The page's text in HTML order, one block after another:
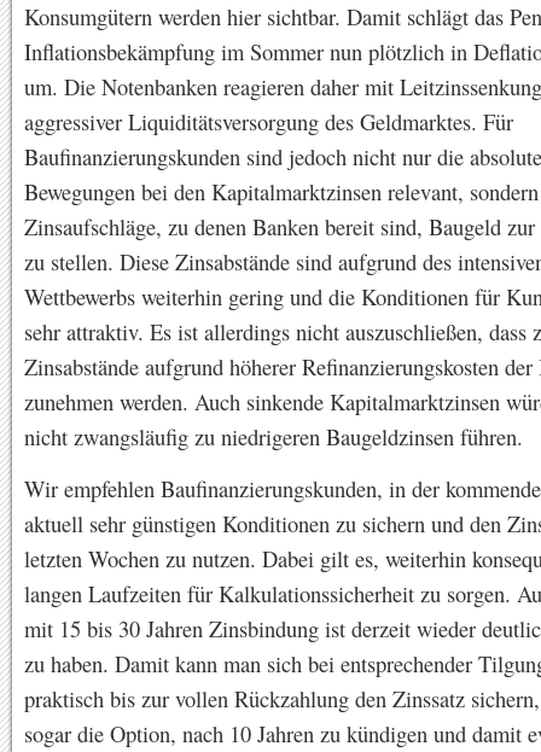
Konsumgütern werden hier sichtbar. Damit schlägt das
Inflationsbekämpfung im Sommer nun plötzlich in
um. Die Notenbanken reagieren daher mit
aggressiver Liquiditätsversorgung des Geldmarktes. Für
Baufinanzierungskunden sind jedoch nicht nur die
Bewegungen bei den Kapitalmarktzinsen relevant,
Zinsaufschläge, zu denen Banken bereit sind, Baugeld
zu stellen. Diese Zinsabstände sind aufgrund des
Wettbewerbs weiterhin gering und die Konditionen für
sehr attraktiv. Es ist allerdings nicht auszuschließen, dass
Zinsabstände aufgrund höherer Refinanzierungskosten der
zunehmen werden. Auch sinkende Kapitalmarktzinsen
nicht zwangsläufig zu niedrigeren Baugeldzinsen führen.
Wir empfehlen Baufinanzierungskunden, in der
aktuell sehr günstigen Konditionen zu sichern und den
letzten Wochen zu nutzen. Dabei gilt es, weiterhin
langen Laufzeiten für Kalkulationssicherheit zu sorgen.
mit 15 bis 30 Jahren Zinsbindung ist derzeit wieder
zu haben. Damit kann man sich bei entsprechender
praktisch bis zur vollen Rückzahlung den Zinssatz
sogar die Option, nach 10 Jahren zu kündigen und damit